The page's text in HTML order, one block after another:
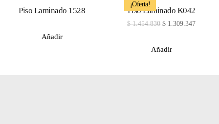
Piso Laminado 1528
Añadir
¡Oferta!
Piso Laminado K042
$1.454.830 $ 1.309.347
Añadir